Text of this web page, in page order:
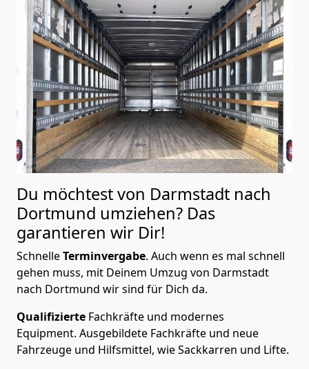
Du möchtest von Darmstadt nach
Dortmund umziehen? Das
garantieren wir Dir!
SchnelleTerminvergabe. Auch wenn es mal schnell
gehen muss, mit Deinem Umzug von Darmstadt
nach Dortmund wir sind für Dich da.
Qualifizierte Fachkräfte und modernes
Equipment. Ausgebildete Fachkräfte und neue
Fahrzeuge und Hilfsmittel, wie Sackkarren und Lifte.